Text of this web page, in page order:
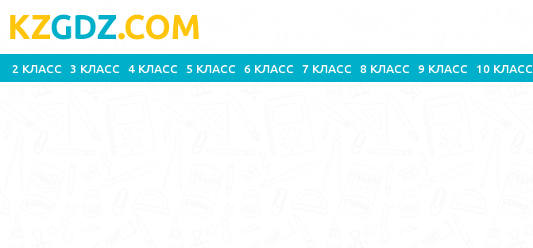
KZGDZ.COM
2 КЛАСС 3 КЛАСС 4 КЛАСС 5 КЛАСС 6 КЛАСС 7 КЛАСС 8 КЛАСС 9 КЛАСС 10 КЛАСС